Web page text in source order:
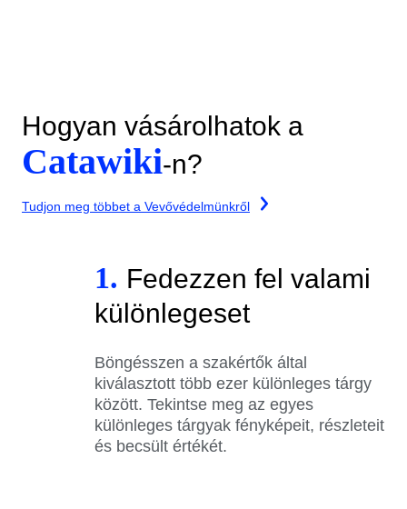
Hogyan vásárolhatok a
Catawiki-n?
Tudjon meg többet a Vevővédelmünkről
1. Fedezzen fel valami
különlegeset
Böngésszen a szakértők által
kiválasztott több ezer különleges tárgy
között. Tekintse meg az egyes
különleges tárgyak fényképeit, részleteit
és becsült értékét.